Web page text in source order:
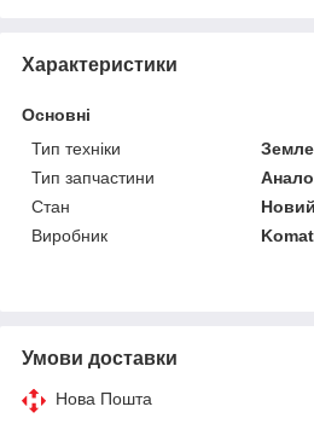
Характеристики
Основні
Тип техніки
Тип запчастини
Стан
Новий
Виробник
Умови доставки
Нова Пошта